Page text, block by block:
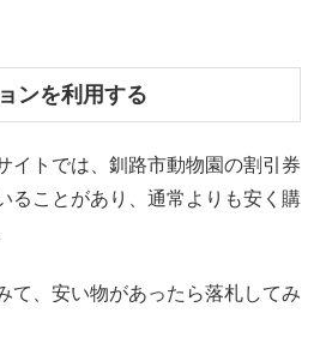
ンを利用する
イトでは、釧路市動物園の割引券
ることがあり、通常よりも安く購
て、安い物があったら落札してみ